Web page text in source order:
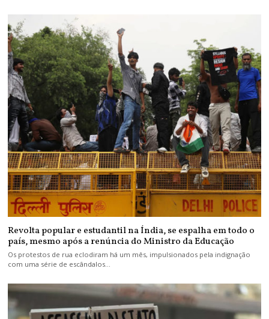
Revolta popular e estudantil na Índia, se espalha em todo o
país, mesmo após a renúncia do Ministro da Educação
Os protestos de rua eclodiram há um mês, impulsionados pela indignação
com uma série de escândalos…